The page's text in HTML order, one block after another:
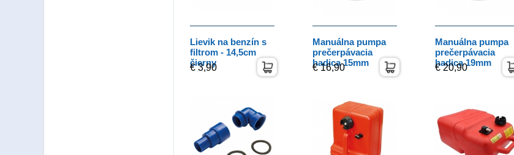
Lievik na benzín s
filtrom - 14,5cm
čierny
€ 3,90
Manuálna pumpa
prečerpávacia
hadica 15mm
€ 16,90
Manuálna pumpa
prečerpávacia
hadica 19mm
€ 20,90